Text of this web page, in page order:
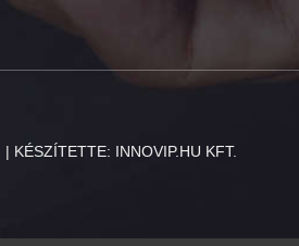
| KÉSZÍTETTE: INNOVIP.HU KFT.